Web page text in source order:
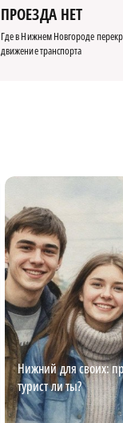
ПРОЕЗДА НЕТ
Где в Нижнем Новгороде
движение транспорта
Нижний для своих:
турист ли ты?